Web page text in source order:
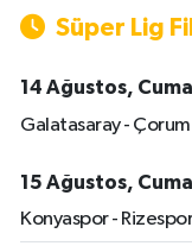
Süper Lig
14 Ağustos, Cuma
Galatasaray - Çorum
15 Ağustos,
Konyaspor - Rizespor